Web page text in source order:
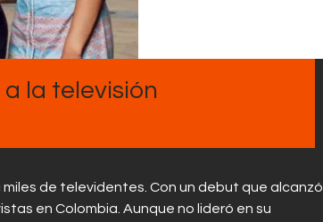
la televisión
de televidentes. Con un debut que alcanzó
en Colombia. Aunque no lideró en su